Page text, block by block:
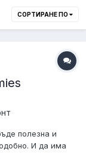
СОРТИРАНЕ ПО
полезна и
И да има